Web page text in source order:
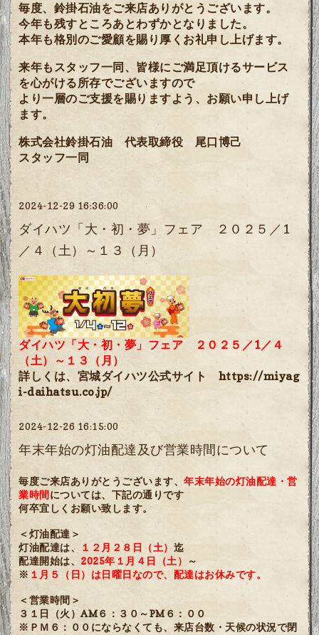
毎度、鈴掛石油をご来店ありがとうございます。
今年も残すところあとわずかとなりました。
本年も格別のご愛顧を賜り厚くお礼申し上げます。
来年もスタッフ一同、皆様にご満足頂けるサービス
を心がける所存でございますので
より一層のご支援を賜りますよう、お願い申し上げ
ます。
株式会社鈴掛石油 代表取締役 尾口博己
スタッフ一同
2024-12-29 16:36:00
ダイハツ「大・初・夢」フェア ２０２５／1
／４（土）～１３（月）
ダイハツ「大・初・夢」フェア ２０２５／1／４
（土）～１３（月）
詳しくは、宮城ダイハツ公式サイト https://miyag
i-daihatsu.co.jp/
2024-12-26 16:15:00
年末年始の灯油配達及び営業時間について
毎度ご来店ありがとうございます、年末年始の灯油配達・営
業時間については、下記の通りです
何卒宜しくお願い致します。
＜灯油配達＞
灯油配達は、
１２月２８日（土） 迄
配達開始は、 2025年１月４日（土）
～
※ １月５（日）は日曜日なので、配達はお休みです。
＜営業時間＞
３１日（火）AM６：３０～PM６：００
※ＰＭ６：００にならなくても、来店台数・天候の状況で閉